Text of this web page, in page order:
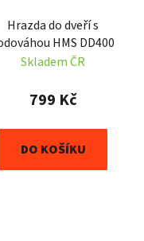
Hrazda do dveří s
HMS DD400
Skladem ČR
799 Kč
DO KOŠÍKU